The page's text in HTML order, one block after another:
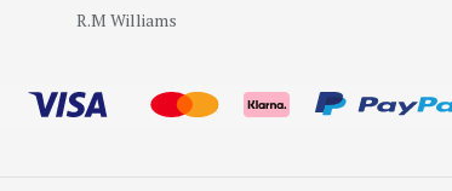
R.M Williams